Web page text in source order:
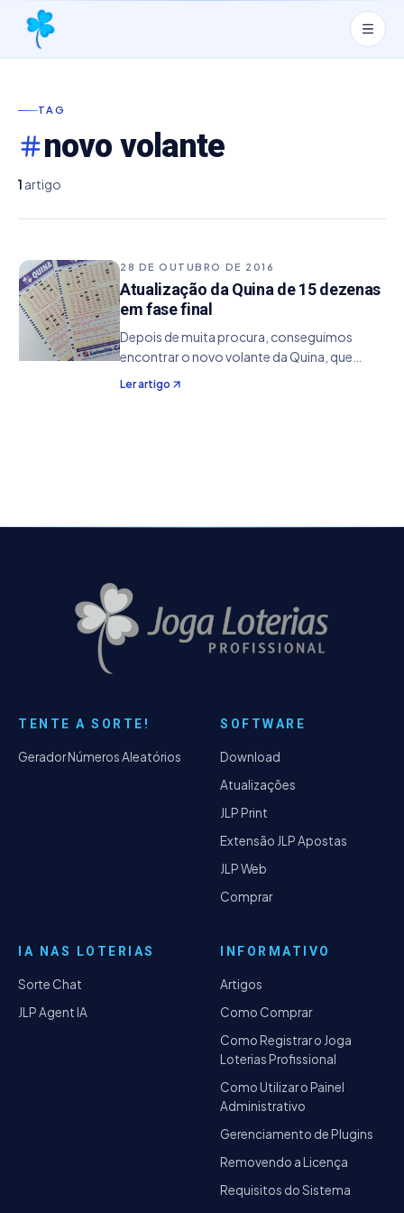
TAG
novo volante
1 artigo
28 DE OUTUBRO DE 2016
Atualização da Quina de 15 dezenas
em fase final
Depois de muita procura, conseguimos
encontrar o novo volante da Quina, que
possui a possibilidade de marcar até 15
dezenas em um único cartão. Novo volante
Ler artigo
TENTE A SORTE!
Gerador Números Aleatórios
SOFTWARE
Download
Atualizações
JLP Print
Extensão JLP Apostas
JLP Web
Comprar
IA NAS LOTERIAS
Sorte Chat
JLP Agent IA
INFORMATIVO
Artigos
Como Comprar
Como Registrar o Joga
Loterias Profissional
Como Utilizar o Painel
Administrativo
Gerenciamento de Plugins
Removendo a Licença
Requisitos do Sistema